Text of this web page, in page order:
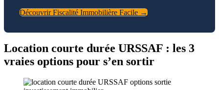
Découvrir Fiscalité Immobilière Facile →
Location courte durée URSSAF : les 3
vraies options pour s’en sortir